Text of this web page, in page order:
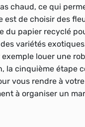
chaud, ce qui
est de choisir des
du papier recyclé
variétés
louer une
la cinquième étape
vous rendre à
à organiser un